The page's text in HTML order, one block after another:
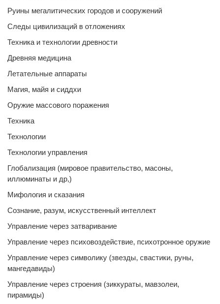
Руины мегалитических городов и сооружений
Следы цивилизаций в отложениях
Техника и технологии древности
Древняя медицина
Летательные аппараты
Магия, майя и сиддхи
Оружие массового поражения
Техника
Технологии
Технологии управления
Глобализация (мировое правительство, масоны,
иллюминаты и др,)
Мифология и сказания
Сознание, разум, искусственный интеллект
Управление через затваривание
Управление через психовоздействие, психотронное оружие
Управление через символику (звезды, свастики, руны,
мангедавиды)
Управление через строения (зиккураты, мавзолеи,
пирамиды)